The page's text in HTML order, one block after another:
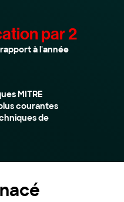
par 2
à l'année
MITRE
courantes
de